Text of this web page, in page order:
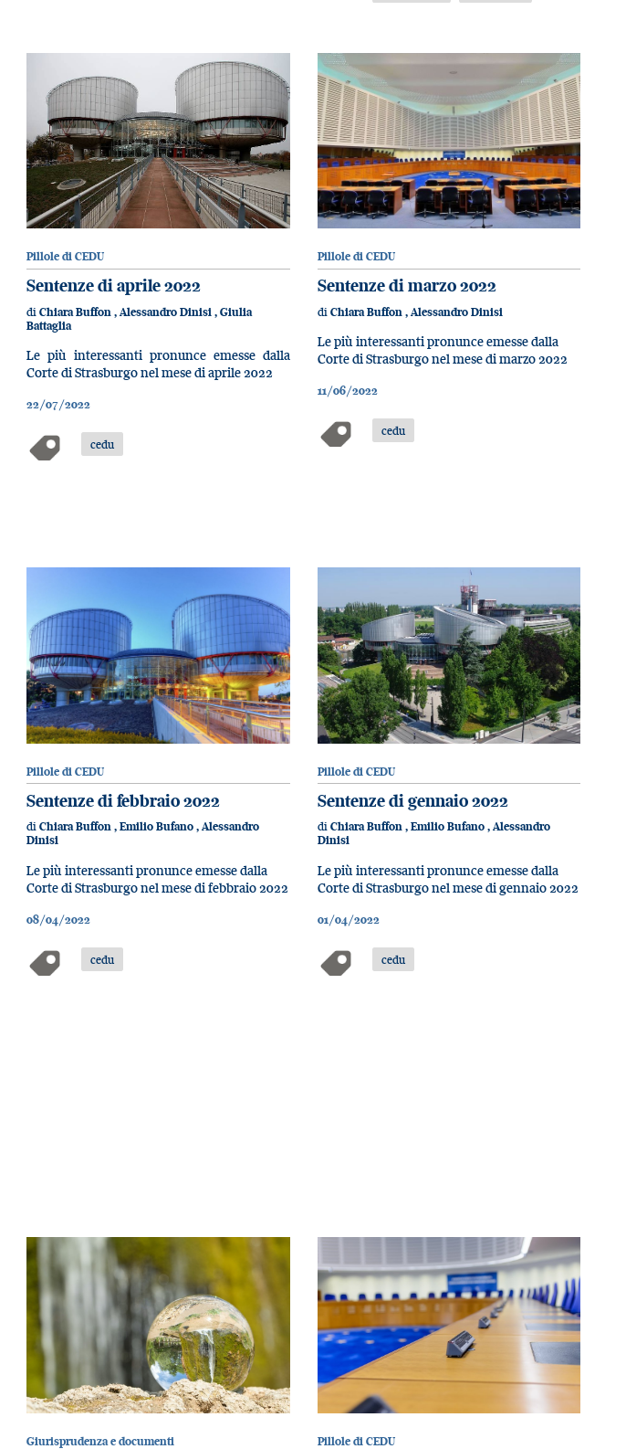
Pillole di CEDU
Sentenze di aprile 2022
di Chiara Buffon , Alessandro Dinisi , Giulia
Battaglia
Le più interessanti pronunce emesse dalla
Corte di Strasburgo nel mese di aprile 2022
22/07/2022
cedu
Pillole di CEDU
Sentenze di marzo 2022
di Chiara Buffon , Alessandro Dinisi
Le più interessanti pronunce emesse dalla
Corte di Strasburgo nel mese di marzo 2022
11/06/2022
cedu
Pillole di CEDU
Sentenze di febbraio 2022
di Chiara Buffon , Emilio Bufano , Alessandro
Dinisi
Le più interessanti pronunce emesse dalla
Corte di Strasburgo nel mese di febbraio 2022
08/04/2022
cedu
Pillole di CEDU
Sentenze di gennaio 2022
di Chiara Buffon , Emilio Bufano , Alessandro
Dinisi
Le più interessanti pronunce emesse dalla
Corte di Strasburgo nel mese di gennaio 2022
01/04/2022
cedu
Giurisprudenza e documenti Pillole di CEDU